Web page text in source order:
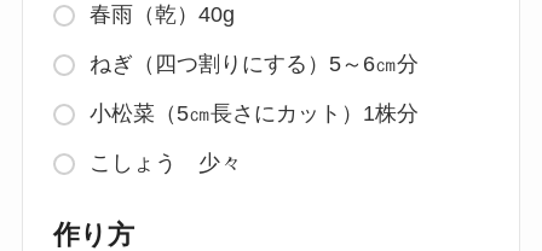
春雨（乾）40g
ねぎ（四つ割りにする）5～6㎝分
小松菜（5㎝長さにカット）1株分
こしょう 少々
作り方